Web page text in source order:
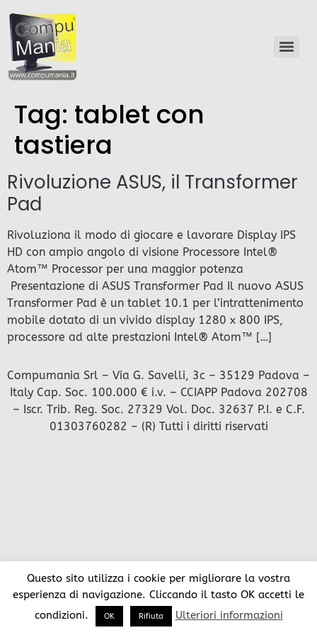
Tag: tablet con
tastiera
Rivoluzione ASUS, il Transformer
Pad
Rivoluziona il modo di giocare e lavorare Display IPS
HD con ampio angolo di visione Processore Intel®
Atom™ Processor per una maggior potenza
Presentazione di ASUS Transformer Pad Il nuovo ASUS
Transformer Pad è un tablet 10.1 per l’intrattenimento
mobile dotato di un vivido display 1280 x 800 IPS,
processore ad alte prestazioni Intel® Atom™ […]
Compumania Srl – Via G. Savelli, 3c – 35129 Padova –
Italy Cap. Soc. 100.000 € i.v. – CCIAPP Padova 202708
– Iscr. Trib. Reg. Soc. 27329 Vol. Doc. 32637 P.I. e C.F.
01303760282 – (R) Tutti i diritti riservati
Questo sito utilizza i cookie per migliorare la vostra
esperienza di navigazione. Cliccando il tasto OK accetti le
condizioni.
OK Rifiuta Ulteriori informazioni